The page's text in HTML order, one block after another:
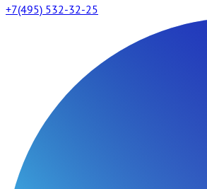
+7(495) 532-32-25